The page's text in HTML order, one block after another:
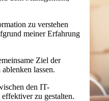
zu verstehen
meiner Erfahrung
Ziel der
lassen.
den IT-
zu gestalten.